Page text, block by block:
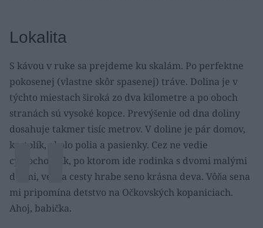
Lokalita
S kávou v ruke sa prejdeme ku skalám. Po perfektne
pokosenej (vlastne skôr spasenej) tráve. Dolina je v
týchto miestach široká zo dva kilometre a po oboch
stranách sú vysoké kopce. Prevýšenie od dna doliny
dosahuje takmer tisíc metrov. V doline je pár domov,
kostolík, okolo polia a pasienky. Cez ne vedie
cyklochodník, po ktorom ide rodinka s dvomi malými
deťmi, vedľa cesty hrabe seno krásna deva. Vôňa sena
mi pripomína detstvo na Očkovských kopaniciach.
Ahoj, babička.